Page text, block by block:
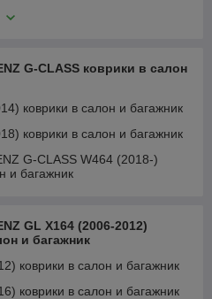
E W211 (2002-2009) коврики
E W214 (2023-) коврики в
G-CLASS коврики в салон
коврики в салон и багажник
коврики в салон и багажник
G-CLASS W464 (2018-)
и багажник
GL X164 (2006-2012)
и багажник
коврики в салон и багажник
коврики в салон и багажник